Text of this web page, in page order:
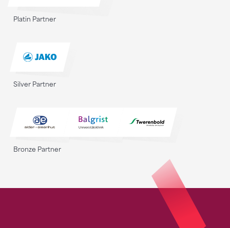
Platin Partner
Silver Partner
Bronze Partner